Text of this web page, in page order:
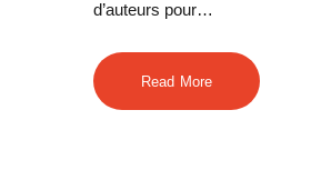
d’auteurs pour…
Read More